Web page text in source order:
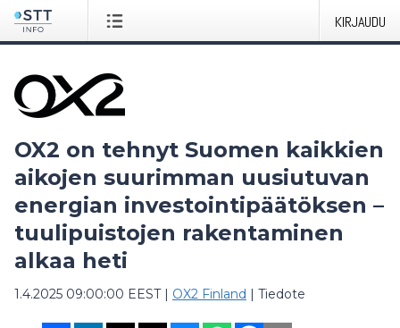
KIRJAUDU
OX2 on tehnyt Suomen kaikkien
aikojen suurimman uusiutuvan
energian investointipäätöksen –
tuulipuistojen rakentaminen
alkaa heti
1.4.2025 09:00:00 EEST| OX2 Finland | Tiedote